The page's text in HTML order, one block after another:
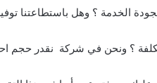
الخدمة ؟ وهل باستطاعتنا
؟ ونحن في شركة نقدر حجم